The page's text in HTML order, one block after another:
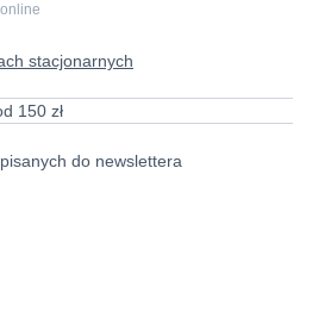
stacjonarnych
150 zł
do newslettera